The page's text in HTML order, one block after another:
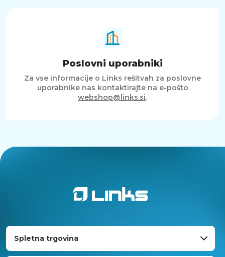
Poslovni uporabniki
Za vse informacije o Links rešitvah za poslovne
uporabnike nas kontaktirajte na e-pošto
webshop@links.si.
Spletna trgovina